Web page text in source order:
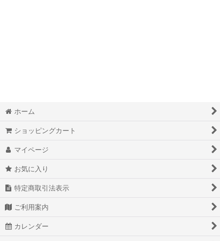
ホーム
ショッピングカート
マイページ
お気に入り
特定商取引法表示
ご利用案内
カレンダー